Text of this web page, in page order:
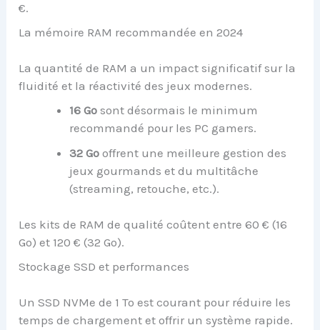
€.
La mémoire RAM recommandée en 2024
La quantité de RAM a un impact significatif sur la
fluidité et la réactivité des jeux modernes.
16 Go sont désormais le minimum
recommandé pour les PC gamers.
32 Go offrent une meilleure gestion des
jeux gourmands et du multitâche
(streaming, retouche, etc.).
Les kits de RAM de qualité coûtent entre 60 € (16
Go) et 120 € (32 Go).
Stockage SSD et performances
Un SSD NVMe de 1 To est courant pour réduire les
temps de chargement et offrir un système rapide.